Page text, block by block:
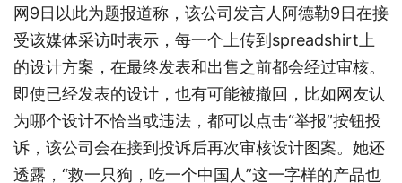
网9日以此为题报道称，该公司发言人阿德勒9日在接
受该媒体采访时表示，每一个上传到spreadshirt上
的设计方案，在最终发表和出售之前都会经过审核。
即使已经发表的设计，也有可能被撤回，比如网友认
为哪个设计不恰当或违法，都可以点击“举报”按钮投
诉，该公司会在接到投诉后再次审核设计图案。她还
透露，“救一只狗，吃一个中国人”这一字样的产品也